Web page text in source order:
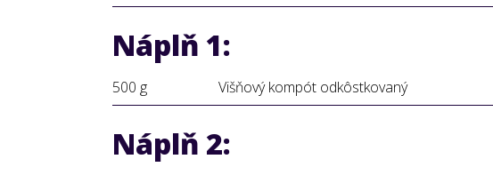
Náplň 1:
500 g Višňový kompót odkôstkovaný
Náplň 2: